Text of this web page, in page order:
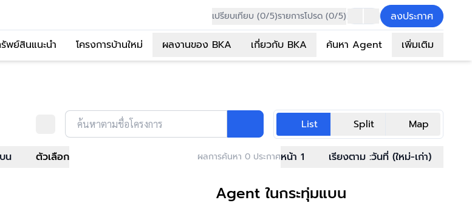
เปรียบเทียบ (0/5)รายการโปรด (0/5)
ลงประกาศ
พย์สินแนะนำ โครงการบ้านใหม่ ผลงานของ BKA เกี่ยวกับ BKA ค้นหา Agent เพิ่มเติม
ค้นหาตามชื่อโครงการ List Split Map
น ตัวเลือก ผลการค้นหา 0 ประกาศหน้า 1 เรียงตาม :วันที่ (ใหม่-เก่า)
Agent ในกระทุ่มแบน